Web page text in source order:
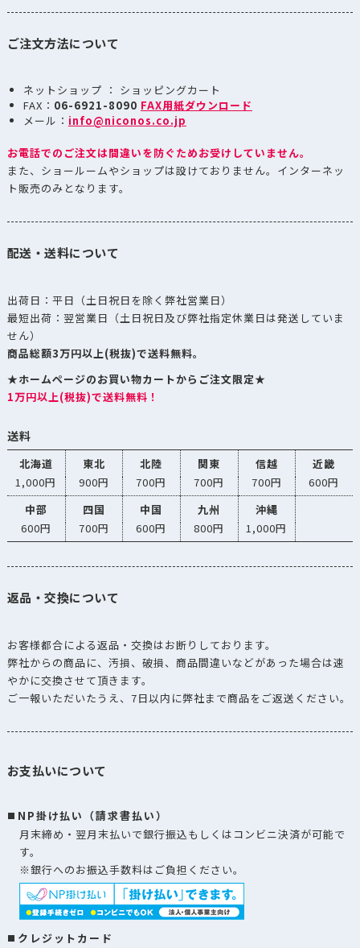
ご注文方法について
ネットショップ ： ショッピングカート
FAX： 06-6921-8090 FAX用紙ダウンロード
メール： info@niconos.co.jp
お電話でのご注文は間違いを防ぐためお受けしていません。
また、ショールームやショップは設けておりません。インターネッ
ト販売のみとなります。
配送・送料について
出荷日：平日（土日祝日を除く弊社営業日）
最短出荷：翌営業日（土日祝日及び弊社指定休業日は発送していま
せん）
商品総額3万円以上(税抜)で送料無料。
★ホームページのお買い物カートからご注文限定★
1万円以上(税抜)で送料無料！
送料
北海道 東北 北陸 関東 信越
近畿
1,000円
900円 700円 700円 700円
600円
中部
四国 中国 九州
沖縄
600円
700円 600円 800円 1,000円
返品・交換について
お客様都合による返品・交換はお断りしております。
弊社からの商品に、汚損、破損、商品間違いなどがあった場合は速
やかに交換させて頂きます。
ご一報いただいたうえ、7日以内に弊社まで商品をご返送ください。
お支払いについて
NP掛け払い（請求書払い）
月末締め・翌月末払いで銀行振込もしくはコンビニ決済が可能で
す。
※銀行へのお振込手数料はご負担ください。
クレジットカード